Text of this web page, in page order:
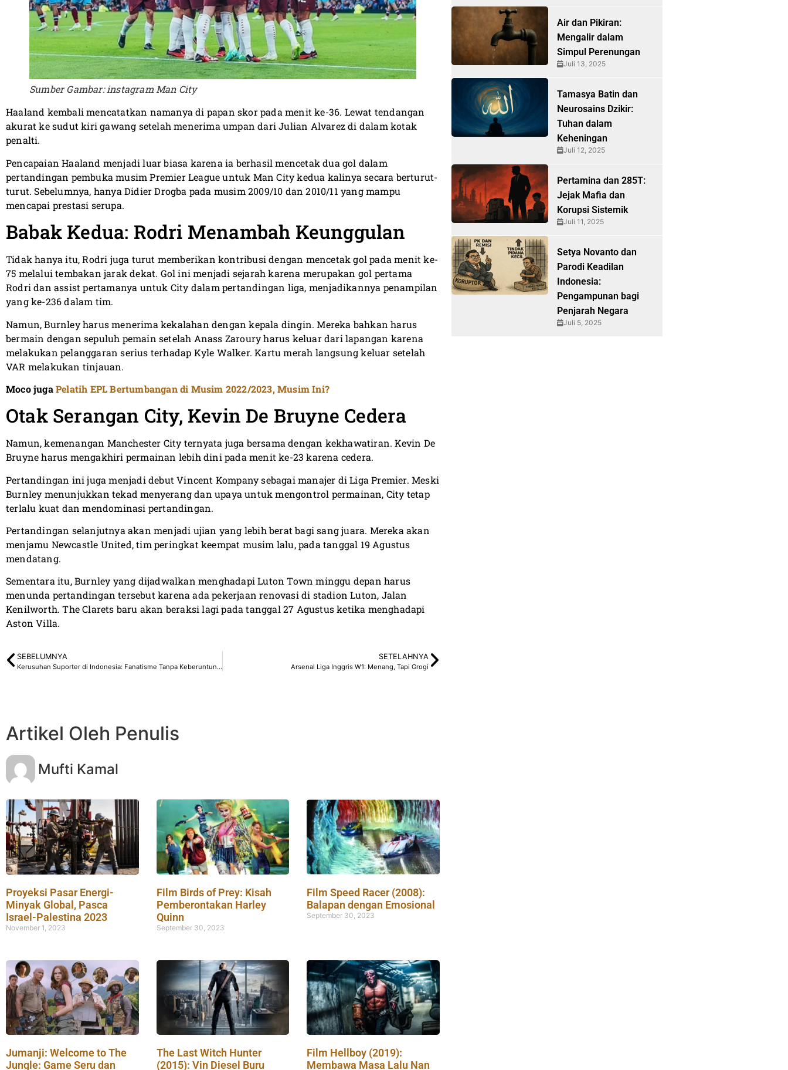
Sumber Gambar: instagram Man City
Haaland kembali mencatatkan namanya di papan skor pada menit ke-36. Lewat tendangan
akurat ke sudut kiri gawang setelah menerima umpan dari Julian Alvarez di dalam kotak
penalti.
Pencapaian Haaland menjadi luar biasa karena ia berhasil mencetak dua gol dalam
pertandingan pembuka musim Premier League untuk Man City kedua kalinya secara berturut-
turut. Sebelumnya, hanya Didier Drogba pada musim 2009/10 dan 2010/11 yang mampu
mencapai prestasi serupa.
Babak Kedua: Rodri Menambah Keunggulan
Tidak hanya itu, Rodri juga turut memberikan kontribusi dengan mencetak gol pada menit ke-
75 melalui tembakan jarak dekat. Gol ini menjadi sejarah karena merupakan gol pertama
Rodri dan assist pertamanya untuk City dalam pertandingan liga, menjadikannya penampilan
yang ke-236 dalam tim.
Namun, Burnley harus menerima kekalahan dengan kepala dingin. Mereka bahkan harus
bermain dengan sepuluh pemain setelah Anass Zaroury harus keluar dari lapangan karena
melakukan pelanggaran serius terhadap Kyle Walker. Kartu merah langsung keluar setelah
VAR melakukan tinjauan.
Moco jugaPelatih EPL Bertumbangan di Musim 2022/2023, Musim Ini?
Otak Serangan City, Kevin De Bruyne Cedera
Namun, kemenangan Manchester City ternyata juga bersama dengan kekhawatiran. Kevin De
Bruyne harus mengakhiri permainan lebih dini pada menit ke-23 karena cedera.
Pertandingan ini juga menjadi debut Vincent Kompany sebagai manajer di Liga Premier. Meski
Burnley menunjukkan tekad menyerang dan upaya untuk mengontrol permainan, City tetap
terlalu kuat dan mendominasi pertandingan.
Pertandingan selanjutnya akan menjadi ujian yang lebih berat bagi sang juara. Mereka akan
menjamu Newcastle United, tim peringkat keempat musim lalu, pada tanggal 19 Agustus
mendatang.
Sementara itu, Burnley yang dijadwalkan menghadapi Luton Town minggu depan harus
menunda pertandingan tersebut karena ada pekerjaan renovasi di stadion Luton, Jalan
Kenilworth. The Clarets baru akan beraksi lagi pada tanggal 27 Agustus ketika menghadapi
Aston Villa.
SEBELUMNYA
Kerusuhan Suporter di Indonesia: Fanatisme Tanpa Keberuntungan
SETELAHNYA
Arsenal Liga Inggris W1: Menang, Tapi Grogi
Artikel Oleh Penulis
Mufti Kamal
Proyeksi Pasar Energi-
Minyak Global, Pasca
Israel-Palestina 2023
November 1, 2023
Film Birds of Prey: Kisah
Pemberontakan Harley
Quinn
September 30, 2023
Film Speed Racer (2008):
Balapan dengan Emosional
September 30, 2023
Jumanji: Welcome to The
Jungle: Game Seru dan
The Last Witch Hunter
(2015): Vin Diesel Buru
Film Hellboy (2019):
Membawa Masa Lalu Nan
Air dan Pikiran:
Mengalir dalam
Simpul Perenungan
Juli 13, 2025
Tamasya Batin dan
Neurosains Dzikir:
Tuhan dalam
Keheningan
Juli 12, 2025
Pertamina dan 285T:
Jejak Mafia dan
Korupsi Sistemik
Juli 11, 2025
Setya Novanto dan
Parodi Keadilan
Indonesia:
Pengampunan bagi
Penjarah Negara
Juli 5, 2025